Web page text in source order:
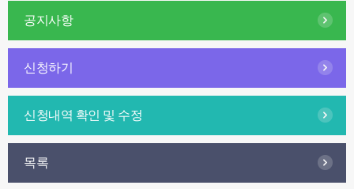
공지사항
신청하기
신청내역 확인 및 수정
목록